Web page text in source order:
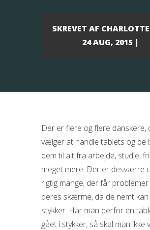
SKREVET AF CHARLOTTE
24 AUG, 2015 |
Der er flere og flere danskere,
vælger at handle tablets og de
dem til alt fra arbejde, studie,
meget mere. Der er desværre
rigtig mange, der får
deres skærme, da de nemt kan
stykker. Har man derfor en
gået i stykker, så skal man ikke